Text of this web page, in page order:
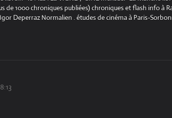
de 1000 chroniques publiées) chroniques et flash info à
Deperraz Normalien . études de cinéma à Paris-